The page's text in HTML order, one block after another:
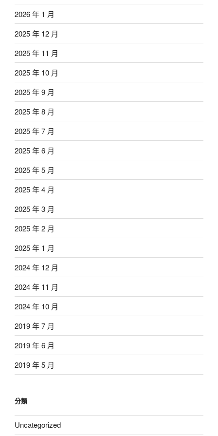
2026 年 1 月
2025 年 12 月
2025 年 11 月
2025 年 10 月
2025 年 9 月
2025 年 8 月
2025 年 7 月
2025 年 6 月
2025 年 5 月
2025 年 4 月
2025 年 3 月
2025 年 2 月
2025 年 1 月
2024 年 12 月
2024 年 11 月
2024 年 10 月
2019 年 7 月
2019 年 6 月
2019 年 5 月
分類
Uncategorized